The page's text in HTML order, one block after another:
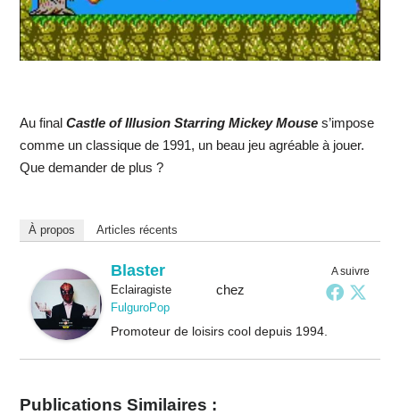
Au final Castle of Illusion Starring Mickey Mouse s’impose
comme un classique de 1991, un beau jeu agréable à jouer.
Que demander de plus ?
À propos Articles récents
A suivre
Blaster
Eclairagistechez
FulguroPop
Promoteur de loisirs cool depuis 1994.
Publications Similaires :